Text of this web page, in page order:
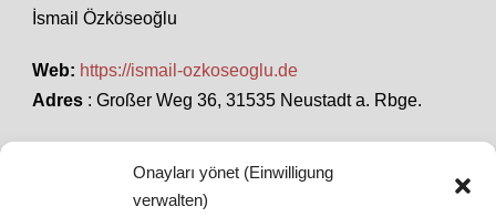
Onayları yönet (Einwilligung
verwalten)
İsmail Özköseoğlu
Web: https://ismail-ozkoseoglu.de
Adres : Großer Weg 36, 31535 Neustadt a. Rbge.
SON HABERLER